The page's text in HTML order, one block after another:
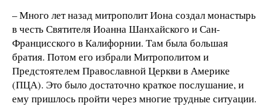
– Много лет назад митрополит Иона создал монастырь
в честь Святителя Иоанна Шанхайского и Сан-
Францисского в Калифорнии. Там была большая
братия. Потом его избрали Митрополитом и
Предстоятелем Православной Церкви в Америке
(ПЦА). Это было достаточно краткое послушание, и
ему пришлось пройти через многие трудные ситуации.